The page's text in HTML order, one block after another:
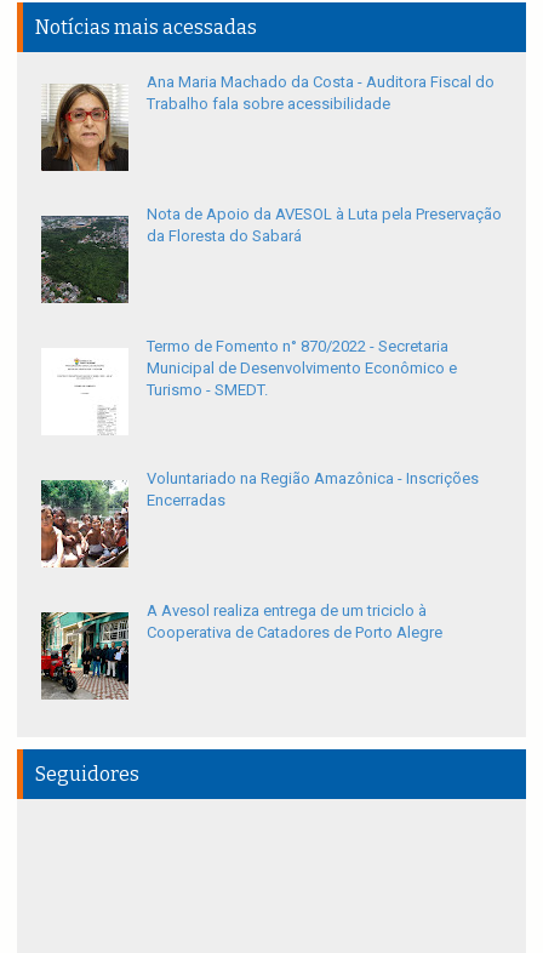
Notícias mais acessadas
Ana Maria Machado da Costa - Auditora Fiscal do
Trabalho fala sobre acessibilidade
Nota de Apoio da AVESOL à Luta pela Preservação
da Floresta do Sabará
Termo de Fomento n° 870/2022 - Secretaria
Municipal de Desenvolvimento Econômico e
Turismo - SMEDT.
Voluntariado na Região Amazônica - Inscrições
Encerradas
A Avesol realiza entrega de um triciclo à
Cooperativa de Catadores de Porto Alegre
Seguidores